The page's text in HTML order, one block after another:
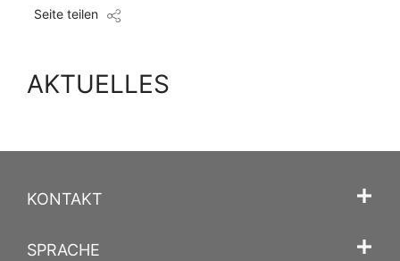
Seite teilen
AKTUELLES
KONTAKT
SPRACHE